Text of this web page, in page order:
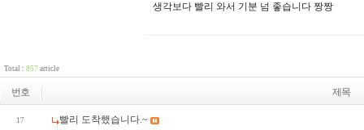
생각보다 빨리 와서 기분 넘 좋습니다 짱짱
Total : 857 article
번호 제목
17 빨리 도착했습니다.~